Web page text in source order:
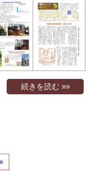
続きを読む »»